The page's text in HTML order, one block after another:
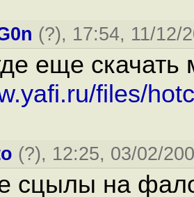
(?), 17:54, 11/12/
еще скачать
files/
(?), 12:25, 03/02/
сцылы на